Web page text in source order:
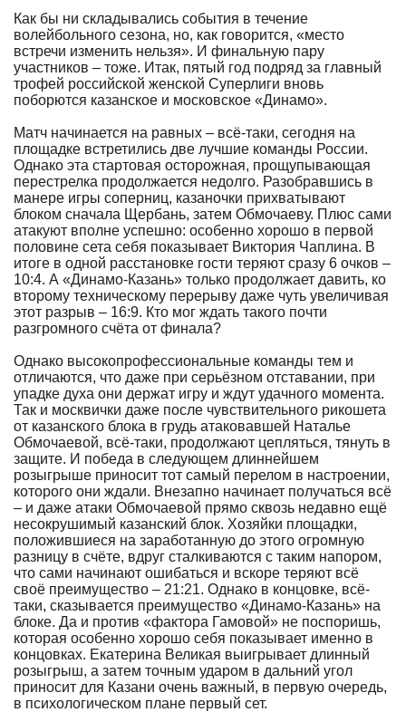
Как бы ни складывались события в течение
волейбольного сезона, но, как говорится, «место
встречи изменить нельзя». И финальную пару
участников – тоже. Итак, пятый год подряд за главный
трофей российской женской Суперлиги вновь
поборются казанское и московское «Динамо».
Матч начинается на равных – всё-таки, сегодня на
площадке встретились две лучшие команды России.
Однако эта стартовая осторожная, прощупывающая
перестрелка продолжается недолго. Разобравшись в
манере игры соперниц, казаночки прихватывают
блоком сначала Щербань, затем Обмочаеву. Плюс сами
атакуют вполне успешно: особенно хорошо в первой
половине сета себя показывает Виктория Чаплина. В
итоге в одной расстановке гости теряют сразу 6 очков –
10:4. А «Динамо-Казань» только продолжает давить, ко
второму техническому перерыву даже чуть увеличивая
этот разрыв – 16:9. Кто мог ждать такого почти
разгромного счёта от финала?
Однако высокопрофессиональные команды тем и
отличаются, что даже при серьёзном отставании, при
упадке духа они держат игру и ждут удачного момента.
Так и москвички даже после чувствительного рикошета
от казанского блока в грудь атаковавшей Наталье
Обмочаевой, всё-таки, продолжают цепляться, тянуть в
защите. И победа в следующем длиннейшем
розыгрыше приносит тот самый перелом в настроении,
которого они ждали. Внезапно начинает получаться всё
– и даже атаки Обмочаевой прямо сквозь недавно ещё
несокрушимый казанский блок. Хозяйки площадки,
положившиеся на заработанную до этого огромную
разницу в счёте, вдруг сталкиваются с таким напором,
что сами начинают ошибаться и вскоре теряют всё
своё преимущество – 21:21. Однако в концовке, всё-
таки, сказывается преимущество «Динамо-Казань» на
блоке. Да и против «фактора Гамовой» не поспоришь,
которая особенно хорошо себя показывает именно в
концовках. Екатерина Великая выигрывает длинный
розыгрыш, а затем точным ударом в дальний угол
приносит для Казани очень важный, в первую очередь,
в психологическом плане первый сет.